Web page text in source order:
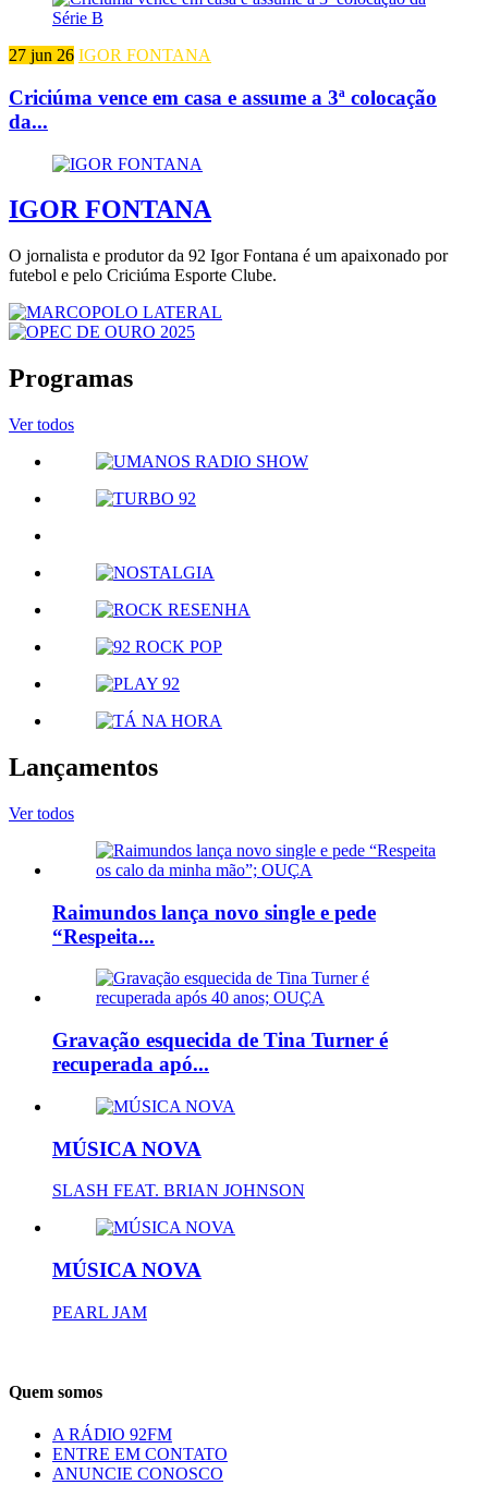
27 jun 26 IGOR FONTANA
Criciúma vence em casa e assume a 3ª colocação
da...
IGOR FONTANA
O jornalista e produtor da 92 Igor Fontana é um apaixonado por
futebol e pelo Criciúma Esporte Clube.
Programas
Ver todos
Lançamentos
Ver todos
Raimundos lança novo single e pede
“Respeita...
Gravação esquecida de Tina Turner é
recuperada apó...
MÚSICA NOVA
SLASH FEAT. BRIAN JOHNSON
MÚSICA NOVA
PEARL JAM
Quem somos
A RÁDIO 92FM
ENTRE EM CONTATO
ANUNCIE CONOSCO